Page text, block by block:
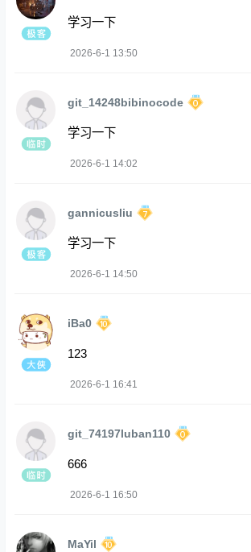
学习一下
2026-6-1 13:50
git_14248bibinocode
学习一下
2026-6-1 14:02
gannicusliu
学习一下
2026-6-1 14:50
iBa0
123
2026-6-1 16:41
git_74197luban110
666
2026-6-1 16:50
MaYil